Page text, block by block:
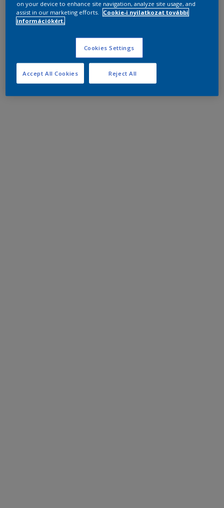
on your device to enhance site navigation, analyze site usage, and
assist in our marketing efforts.
Cookie-i nyilatkozat további
információkért.
Cookies Settings
Reject All
Accept All Cookies